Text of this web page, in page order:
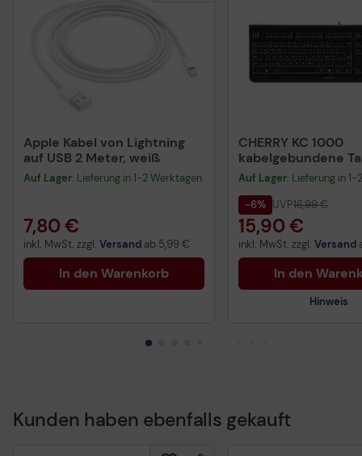
Apple Kabel von Lightning
auf USB 2 Meter, weiß
Auf Lager: Lieferung in 1-2 Werktagen
7,80 €
inkl. MwSt. zzgl. Versand ab 5,99 €
In den Warenkorb
CHERRY KC 1000
kabelgebundene
QWERTZ DE -
Auf Lager: Lieferung in
-6% UVP16,99 €
15,90 €
inkl. MwSt. zzgl. Versand
In den
Hinweis
Technisches
Kunden haben ebenfalls gekauft